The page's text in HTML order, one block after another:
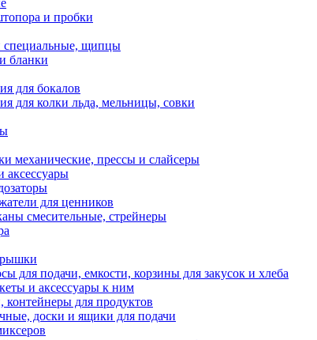
и пробки
щипцы
бланки
для бокалов
для колки льда, мельницы, совки
механические, прессы и слайсеры
аксессуары
для ценников
смесительные, стрейнеры
для подачи, емкости, корзины для закусок и хлеба
и аксессуары к ним
контейнеры для продуктов
доски и ящики для подачи